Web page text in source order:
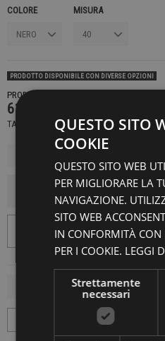
COLORE MISURA
PRODOTTO DISPONIBILE CON DIVERSE OPZIONI
PRODOTTO NON DISPONIBILE CONTATTACI
619,00 €
TASSE INCLUSE
AGGIUNGI
QUESTO SITO
COOKIE
QUESTO SITO WEB
PER MIGLIORARE LA
NAVIGAZIONE.
SITO WEB
IN CONFORMITÀ CON
PER I COOKIE. LEGGI
Strettamente
necessari